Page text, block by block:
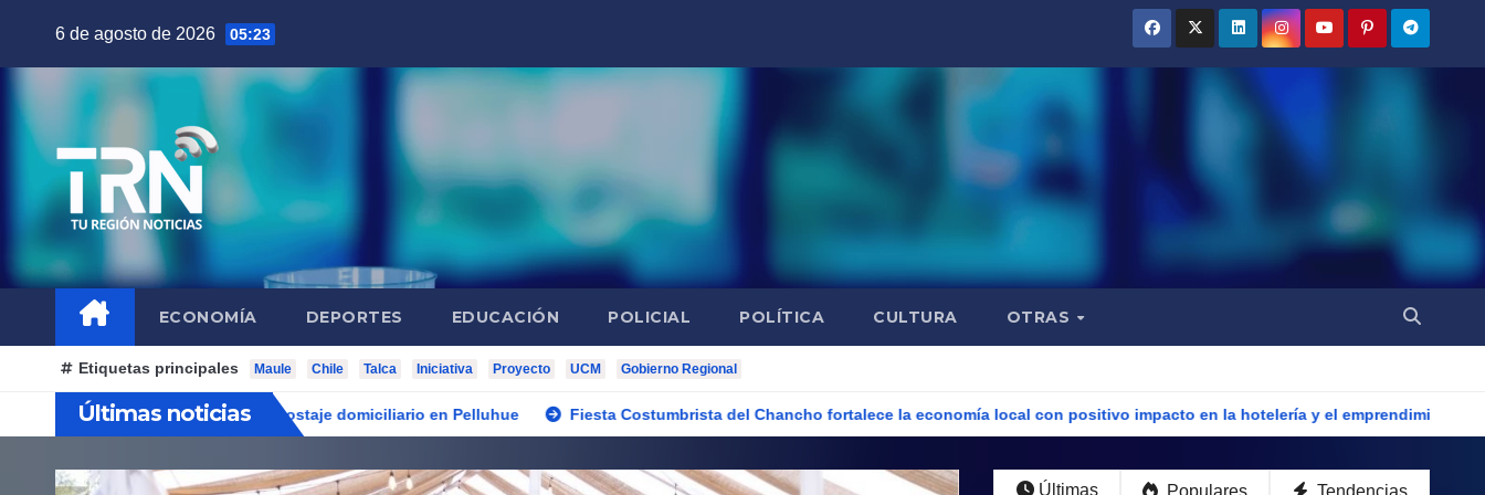
6 de agosto de 2026 05:23
ECONOMÍA DEPORTES EDUCACIÓN POLICIAL POLÍTICA CULTURA OTRAS
Etiquetas principales Maule Chile Talca Iniciativa Proyecto UCM Gobierno Regional
Últimas noticias
de vermicompostaje domiciliario en Pelluhue Fiesta Costumbrista del Chancho fortalece la economía local con positivo impacto en la hotelería y el emprendimiento Fortalecen la
Últimas Populares Tendencias